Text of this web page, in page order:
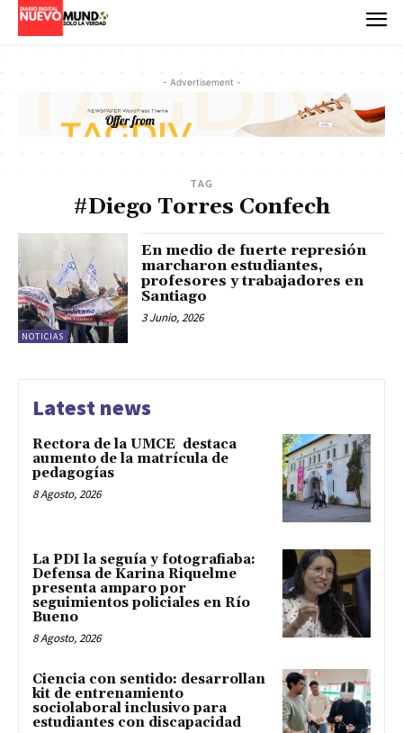
- Advertisement -
TAG
#Diego Torres Confech
NOTICIAS
En medio de fuerte represión
marcharon estudiantes,
profesores y trabajadores en
Santiago
3 Junio, 2026
Latest news
Rectora de la UMCE destaca
aumento de la matrícula de
pedagogías
8 Agosto, 2026
La PDI la seguía y fotografiaba:
Defensa de Karina Riquelme
presenta amparo por
seguimientos policiales en Río
Bueno
8 Agosto, 2026
Ciencia con sentido: desarrollan
kit de entrenamiento
sociolaboral inclusivo para
estudiantes con discapacidad